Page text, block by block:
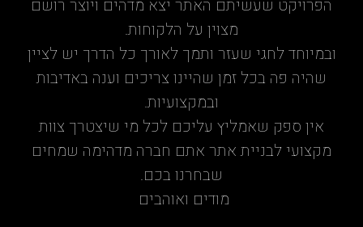
הפרויקט שעשיתם האתר יצא מדהים ויוצר רושם
מצוין על הלקוחות.
ובמיוחד לחגי שעזר ותמך לאורך כל הדרך יש לציין
שהיה פה בכל זמן שהיינו צריכים וענה באדיבות
ובמקצועיות.
אין ספק שאמליץ עליכם לכל מי שיצטרך צוות
מקצועי לבניית אתר אתם חברה מדהימה שמחים
שבחרנו בכם.
מודים ואוהבים